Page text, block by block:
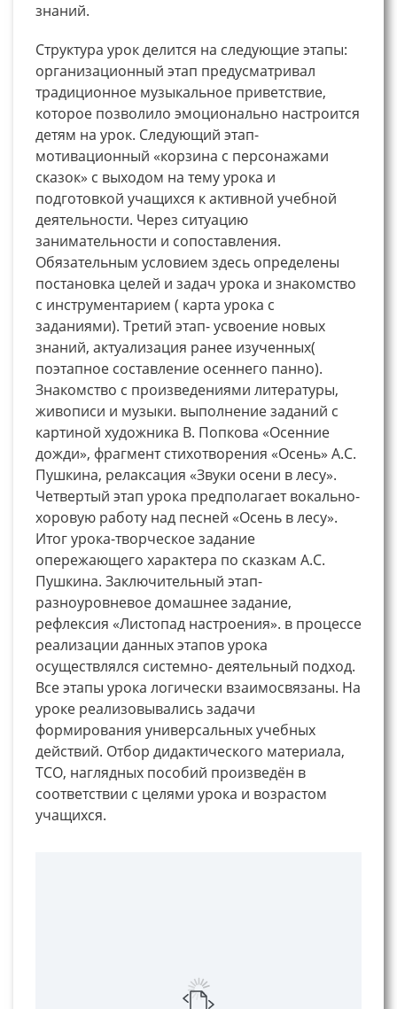
знаний.
Структура урок делится на следующие этапы:
организационный этап предусматривал
традиционное музыкальное приветствие,
которое позволило эмоционально настроится
детям на урок. Следующий этап-
мотивационный «корзина с персонажами
сказок» с выходом на тему урока и
подготовкой учащихся к активной учебной
деятельности. Через ситуацию
занимательности и сопоставления.
Обязательным условием здесь определены
постановка целей и задач урока и знакомство
с инструментарием ( карта урока с
заданиями). Третий этап- усвоение новых
знаний, актуализация ранее изученных(
поэтапное составление осеннего панно).
Знакомство с произведениями литературы,
живописи и музыки. выполнение заданий с
картиной художника В. Попкова «Осенние
дожди», фрагмент стихотворения «Осень» А.С.
Пушкина, релаксация «Звуки осени в лесу».
Четвертый этап урока предполагает вокально-
хоровую работу над песней «Осень в лесу».
Итог урока-творческое задание
опережающего характера по сказкам А.С.
Пушкина. Заключительный этап-
разноуровневое домашнее задание,
рефлексия «Листопад настроения». в процессе
реализации данных этапов урока
осуществлялся системно- деятельный подход.
Все этапы урока логически взаимосвязаны. На
уроке реализовывались задачи
формирования универсальных учебных
действий. Отбор дидактического материала,
ТСО, наглядных пособий произведён в
соответствии с целями урока и возрастом
учащихся.